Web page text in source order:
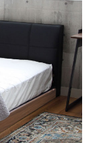
のみPVC